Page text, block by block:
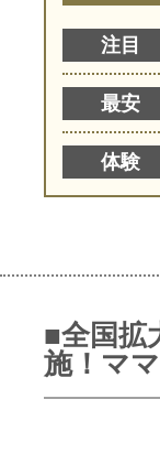
注目
最安
体験
■全国拡
施！マ